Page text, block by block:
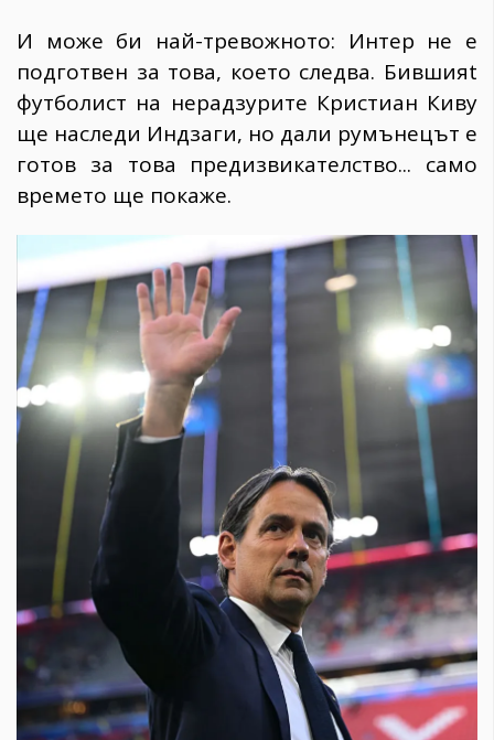
И може би най-тревожното: Интер не е
подготвен за това, което следва. Бившияt
футболист на нерадзурите Кристиан Киву
ще наследи Индзаги, но дали румънецът е
готов за това предизвикателство... само
времето ще покаже.